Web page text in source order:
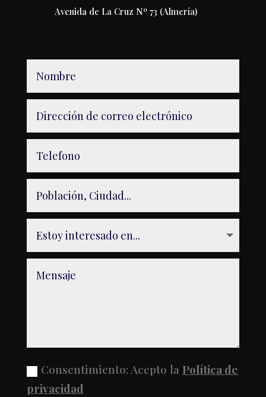
Avenida de La Cruz Nº 73 (Almería)
Consentimiento: Acepto la Política de
privacidad